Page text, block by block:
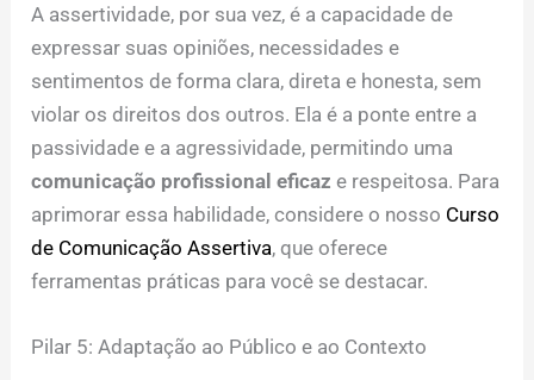
A assertividade, por sua vez, é a capacidade de
expressar suas opiniões, necessidades e
sentimentos de forma clara, direta e honesta, sem
violar os direitos dos outros. Ela é a ponte entre a
passividade e a agressividade, permitindo uma
comunicação profissional eficaz e respeitosa. Para
aprimorar essa habilidade, considere o nosso Curso
de Comunicação Assertiva, que oferece
ferramentas práticas para você se destacar.
Pilar 5: Adaptação ao Público e ao Contexto